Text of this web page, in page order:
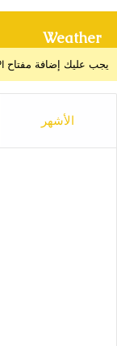
Weather
يجب عليك إضافة مفتاح API للطقس من خلال صفحة إعدادات القالب > الدمج
الأشهر